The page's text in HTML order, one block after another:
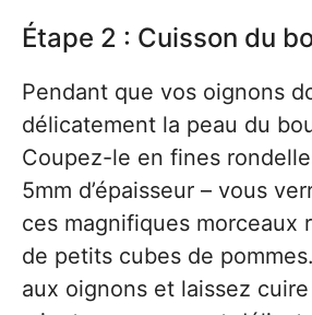
Étape 2 : Cuisson du
Pendant que vos oignons
délicatement la peau du
Coupez-le en fines
5mm d’épaisseur – vous
ces magnifiques morceaux
de petits cubes de
aux oignons et laissez